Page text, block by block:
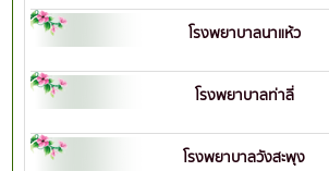
โรงพยาบาลนาแห้ว
โรงพยาบาลท่าลี่
โรงพยาบาลวังสะพุง